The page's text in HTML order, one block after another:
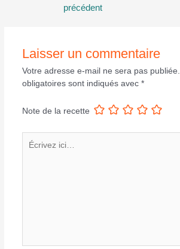
précédent
Laisser un commentaire
Votre adresse e-mail ne sera pas publiée.
obligatoires sont indiqués avec *
Note de la recette
ici…